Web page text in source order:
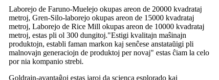
Laborejo de Faruno-Muelejo okupas areon de 20000 kvadrataj
metroj, Gren-Silo-laborejo okupas areon de 15000 kvadrataj
metroj, Laborejo de Rice Mill okupas areon de 10000 kvadrataj
metroj, estas pli ol 300 dungitoj."Estigi kvalitajn maŝinajn
produktojn, establi faman markon kaj senĉese anstataŭigi pli
malnovajn generaciojn de produktoj per novaj" estas ĉiam la celo
por nia kompanio strebi.
Goldrain-avantaĝoj estas jaroj da scienca esplorado kaj